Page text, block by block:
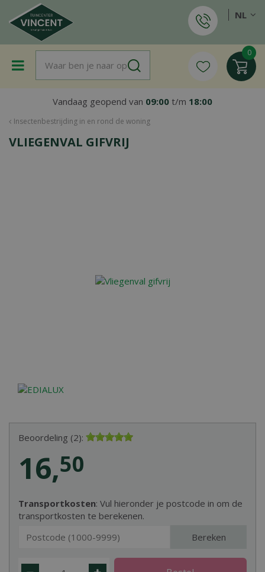
a
Insectenbestrijding in en rond de woning
Vandaag geopend van 09:00 t/m 18:00
NL
VLIEGENVAL GIFVRIJ
Transportkosten: Vul hieronder je postcode in om de
transportkosten te berekenen.
Bereken
Beoordeling (2):
16,50